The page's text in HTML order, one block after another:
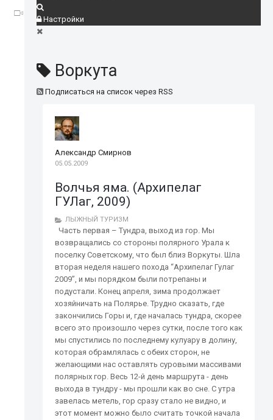
ВИДЕО
Настройки
Воркута
Подписаться на список через RSS
Александр Смирнов
05.05.2009
Волчья яма. (Архипелаг
ГУЛаг, 2009)
ЛЫЖНЫЙ ТУРИЗМ
Часть первая – Тундра, выход из гор. Мы
возвращались со стороны полярного Урала к
поселку Советскому, что был близ Воркуты. Шла
вторая неделя нашего похода “Архипелаг Гулаг
2009”, и мы порядком были потрепаны и
подустали. Конец апреля, зима продолжает
хозяйничать на Полярье. Трудно сказать, где
закончились Горы и, где началась тундра, скорее
всего это произошло через сутки, после того как
мы спустились по последнему кулуару в долину,
которая обрамлялась с обеих сторон, не
желающими нас оставлять суровыми массивами
полярных гор. Весь 12-й день маршрута - день
выхода в тундру - мы прошли как во сне. С утра
завелась метель, гор сразу стало не видно, и
этот момент можно было считать точкой начала